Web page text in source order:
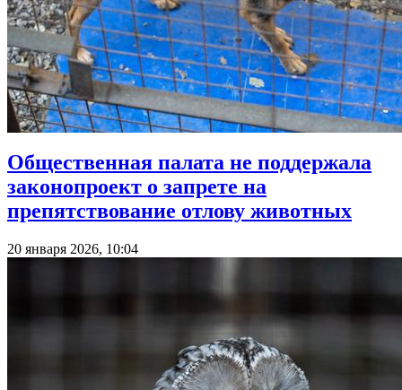
Общественная палата не поддержала
законопроект о запрете на
препятствование отлову животных
20 января 2026, 10:04